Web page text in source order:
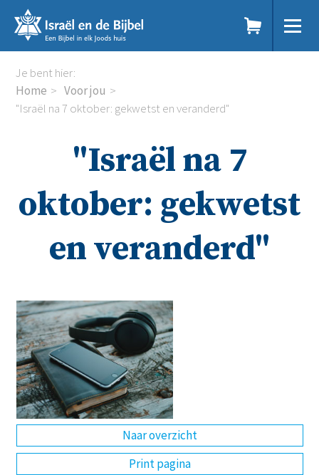
links
naar
de
inhoud
Je bent hier:
Home
Voor jou
"Israël na 7 oktober: gekwetst en veranderd"
"Israël na 7
oktober: gekwetst
en veranderd"
Naar overzicht
Print pagina
Doe mee
Podcast
Magazine
Digitale nieuwsbrief
Agenda
Kinderwerk
Jongerenwerk
Het Studiehuis (cursus)
Over ons
DE EN